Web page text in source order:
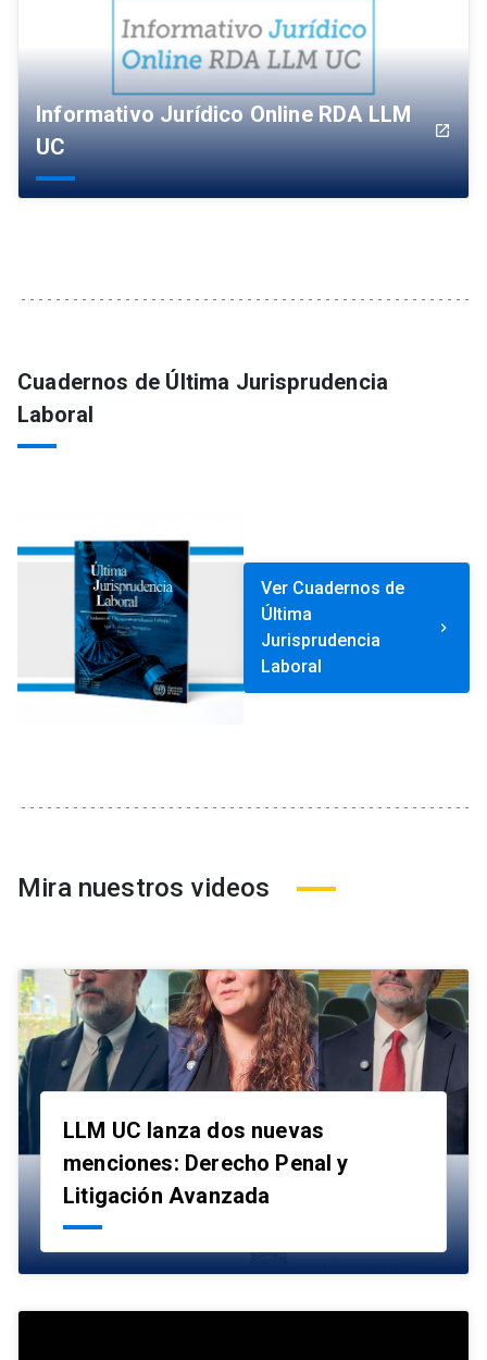
Informativo Jurídico Online RDA LLM
UC
launch
Cuadernos de Última Jurisprudencia
Laboral
Ver Cuadernos de
Última
Jurisprudencia
Laboral
keyboard_arrow_right
Mira nuestros videos
LLM UC lanza dos nuevas
menciones: Derecho Penal y
Litigación Avanzada